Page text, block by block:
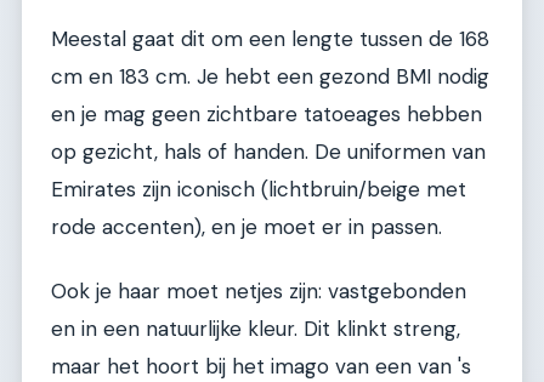
Meestal gaat dit om een lengte tussen de 168
cm en 183 cm. Je hebt een gezond BMI nodig
en je mag geen zichtbare tatoeages hebben
op gezicht, hals of handen. De uniformen van
Emirates zijn iconisch (lichtbruin/beige met
rode accenten), en je moet er in passen.
Ook je haar moet netjes zijn: vastgebonden
en in een natuurlijke kleur. Dit klinkt streng,
maar het hoort bij het imago van een van 's